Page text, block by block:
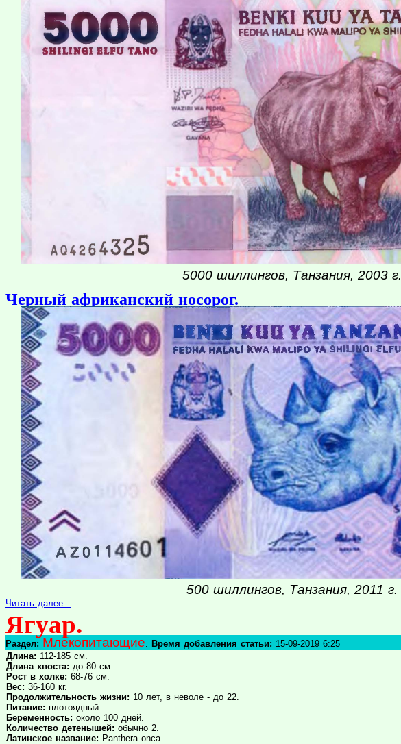
5000 шиллингов, Танзания, 2003 г.
Черный африканский носорог.
500 шиллингов, Танзания, 2011 г.
Читать далее...
Ягуар.
Раздел: Млекопитающие Время добавления статьи: 15-09-2019 6:25
Длина: 112-185 см.
Длина хвоста: до 80 см.
Рост в холке: 68-76 см.
Вес: 36-160 кг.
Продолжительность жизни: 10 лет, в неволе - до 22.
Питание: плотоядный.
Беременность: около 100 дней.
Количество детенышей: обычно 2.
Латинское название: Panthera onca.